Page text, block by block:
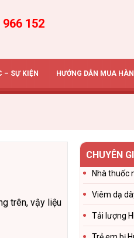
966 152
– SỰ KIỆN HƯỚNG DẪN MUA
trên, vậy liệu
CHUYÊN
Nhà thuốc
Viêm dạ
Tải lượng